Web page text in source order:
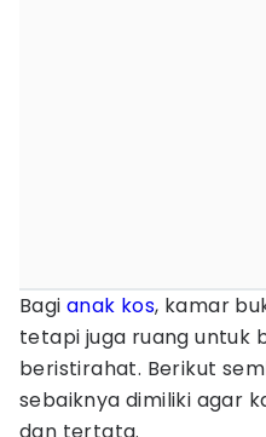
Bagi anak kos, kamar
tetapi juga ruang untuk
beristirahat. Berikut
sebaiknya dimiliki agar